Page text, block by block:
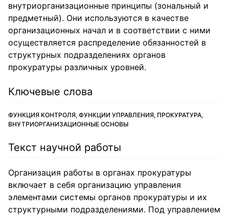
внутриорганизационные принципы (зональный и
предметный). Они используются в качестве
организационных начал и в соответствии с ними
осуществляется распределение обязанностей в
структурных подразделениях органов
прокуратуры различных уровней.
Ключевые слова
ФУНКЦИЯ КОНТРОЛЯ, ФУНКЦИИ УПРАВЛЕНИЯ, ПРОКУРАТУРА,
ВНУТРИОРГАНИЗАЦИОННЫЕ ОСНОВЫ
Текст научной работы
Организация работы в органах прокуратуры
включает в себя организацию управления
элементами системы органов прокуратуры и их
структурными подразделениями. Под управлением